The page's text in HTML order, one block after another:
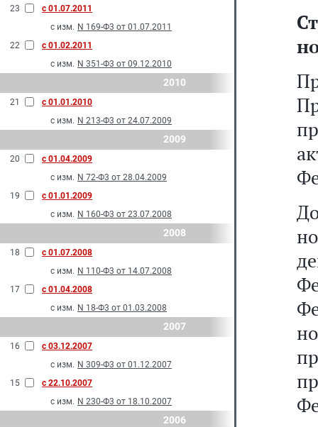
23
с 01.07.2011
с изм. N 169-Ф3 от 01.07.2011
22
с 01.02.2011
с изм. N 351-Ф3 от 09.12.2010
2010
21
с 01.01.2010
с изм. N 213-Ф3 от 24.07.2009
2009
20
с 01.04.2009
с изм. N 72-Ф3 от 28.04.2009
19
с 01.01.2009
с изм. N 160-Ф3 от 23.07.2008
2008
18
с 01.07.2008
с изм. N 110-Ф3 от 14.07.2008
17
с 01.04.2008
с изм. N 18-Ф3 от 01.03.2008
2007
16
с 03.12.2007
с изм. N 309-Ф3 от 01.12.2007
15
с 22.10.2007
с изм. N 230-Ф3 от 18.10.2007
2006